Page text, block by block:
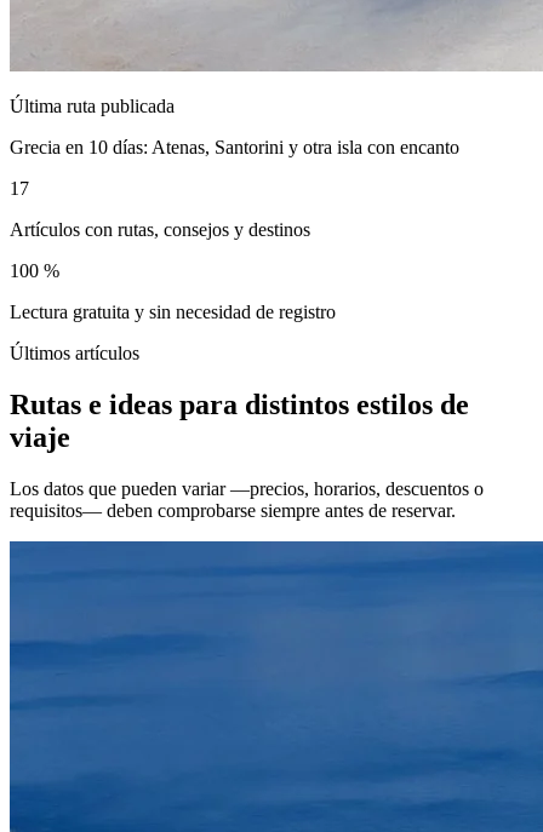
Última ruta publicada
Grecia en 10 días: Atenas, Santorini y otra isla con encanto
17
Artículos con rutas, consejos y destinos
100 %
Lectura gratuita y sin necesidad de registro
Últimos artículos
Rutas e ideas para distintos estilos de
viaje
Los datos que pueden variar —precios, horarios, descuentos o
requisitos— deben comprobarse siempre antes de reservar.